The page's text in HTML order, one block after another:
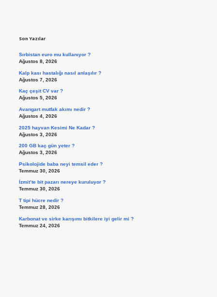
Son Yazılar
Sırbistan euro mu kullanıyor ?
Ağustos 8, 2026
Kalp kası hastalığı nasıl anlaşılır ?
Ağustos 7, 2026
Kaç çeşit CV var ?
Ağustos 5, 2026
Avangart mutfak akımı nedir ?
Ağustos 4, 2026
2025 hayvan Kesimi Ne Kadar ?
Ağustos 3, 2026
200 GB kaç gün yeter ?
Ağustos 3, 2026
Psikolojide baba neyi temsil eder ?
Temmuz 30, 2026
İzmit’te bit pazarı nereye kuruluyor ?
Temmuz 30, 2026
T tipi hücre nedir ?
Temmuz 28, 2026
Karbonat ve sirke karışımı bitkilere iyi gelir mi ?
Temmuz 24, 2026